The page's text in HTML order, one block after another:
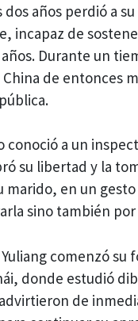
dos años perdió a
incapaz de
Durante un
de entonces
conoció a un
su libertad y la
marido, en un
sino también
comenzó su
donde estudió
de